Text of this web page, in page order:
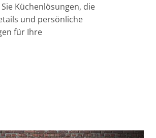
Küchenlösungen, die
und persönliche
für Ihre